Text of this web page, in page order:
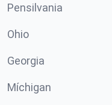
Pensilvania
Ohio
Georgia
Míchigan